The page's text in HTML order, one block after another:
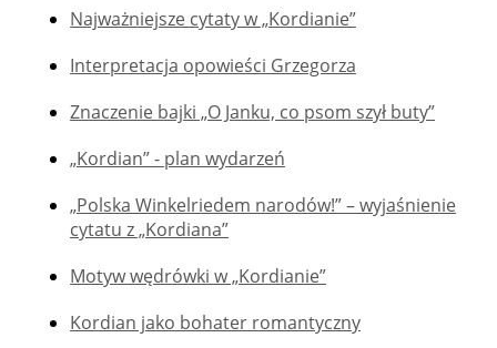
Najważniejsze cytaty w „Kordianie”
Interpretacja opowieści Grzegorza
Znaczenie bajki „O Janku, co psom szył buty”
„Kordian” - plan wydarzeń
„Polska Winkelriedem narodów!” – wyjaśnienie
cytatu z „Kordiana”
Motyw wędrówki w „Kordianie”
Kordian jako bohater romantyczny